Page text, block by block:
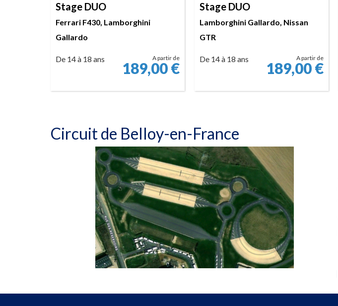
Stage DUO
Ferrari F430, Lamborghini
Gallardo
De 14 à 18 ans A partir de
189,00€
Stage DUO
Lamborghini Gallardo, Nissan
GTR
De 14 à 18 ans A partir de
189,00€
Circuit de Belloy-en-France